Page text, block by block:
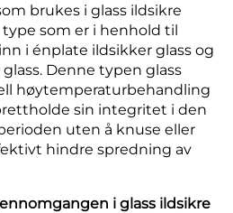
brukes i glass ildsikre
type som er i henhold til
i énplate ildsikker glass og
Denne typen glass
høytemperaturbehandling
sin integritet i den
uten å knuse eller
hindre spredning av
i glass ildsikre